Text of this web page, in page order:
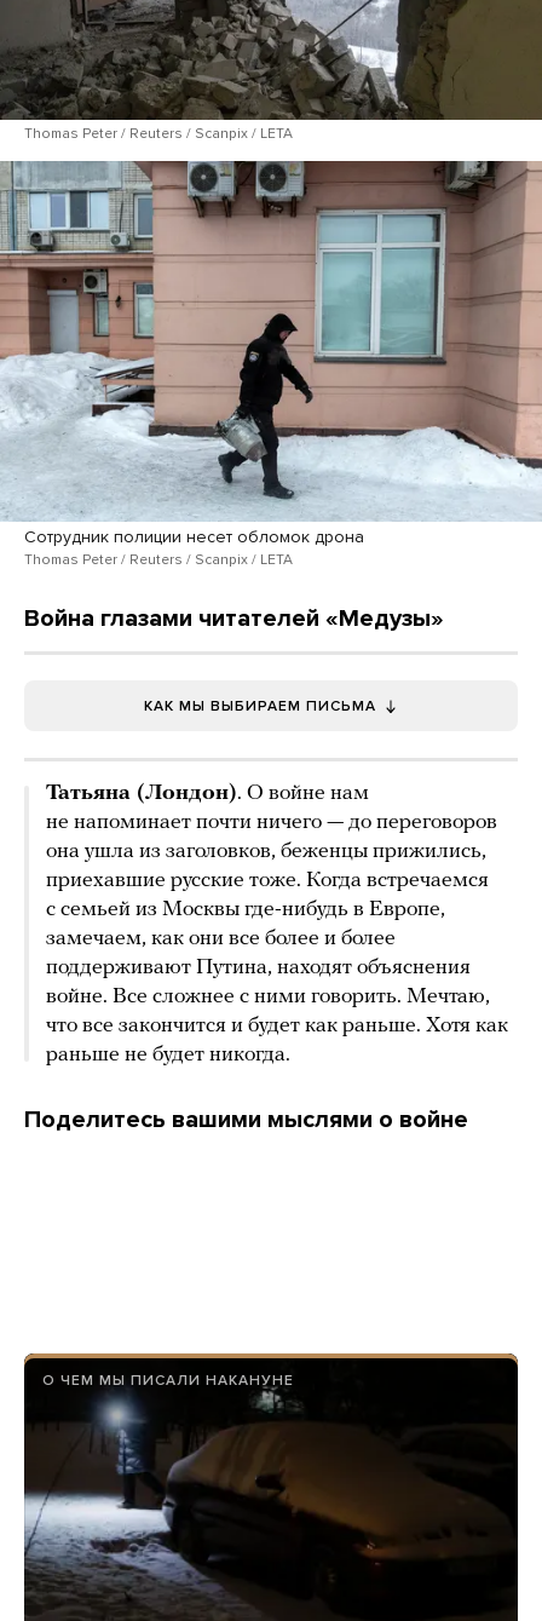
Thomas Peter / Reuters / Scanpix / LETA
Сотрудник полиции несет обломок дрона
Thomas Peter / Reuters / Scanpix / LETA
Война глазами читателей «Медузы»
КАК МЫ ВЫБИРАЕМ ПИСЬМА
Татьяна (Лондон). О войне нам
не напоминает почти ничего — до переговоров
она ушла из заголовков, беженцы прижились,
приехавшие русские тоже. Когда встречаемся
с семьей из Москвы где-нибудь в Европе,
замечаем, как они все более и более
поддерживают Путина, находят объяснения
войне. Все сложнее с ними говорить. Мечтаю,
что все закончится и будет как раньше. Хотя как
раньше не будет никогда.
Поделитесь вашими мыслями о войне
О ЧЕМ МЫ ПИСАЛИ НАКАНУНЕ